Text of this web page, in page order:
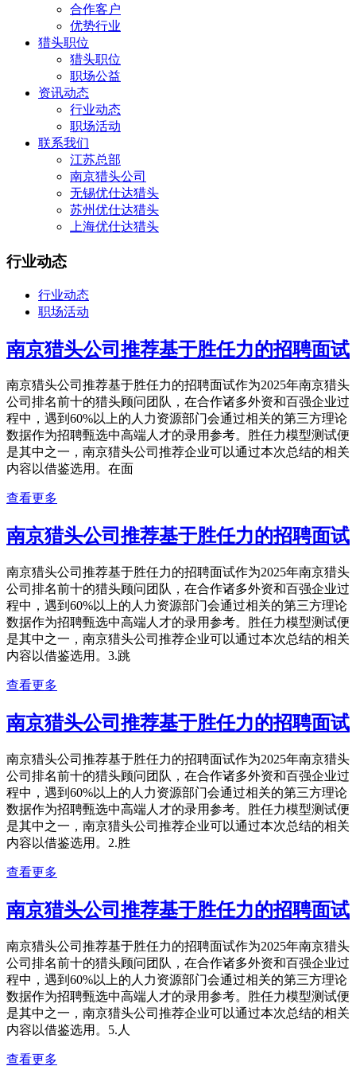
合作客户
优势行业
猎头职位
猎头职位
职场公益
资讯动态
行业动态
职场活动
联系我们
江苏总部
南京猎头公司
无锡优仕达猎头
苏州优仕达猎头
上海优仕达猎头
行业动态
行业动态
职场活动
南京猎头公司推荐基于胜任力的招聘面试
南京猎头公司推荐基于胜任力的招聘面试作为2025年南京猎头
公司排名前十的猎头顾问团队，在合作诸多外资和百强企业过
程中，遇到60%以上的人力资源部门会通过相关的第三方理论
数据作为招聘甄选中高端人才的录用参考。胜任力模型测试便
是其中之一，南京猎头公司推荐企业可以通过本次总结的相关
内容以借鉴选用。在面
查看更多
南京猎头公司推荐基于胜任力的招聘面试
南京猎头公司推荐基于胜任力的招聘面试作为2025年南京猎头
公司排名前十的猎头顾问团队，在合作诸多外资和百强企业过
程中，遇到60%以上的人力资源部门会通过相关的第三方理论
数据作为招聘甄选中高端人才的录用参考。胜任力模型测试便
是其中之一，南京猎头公司推荐企业可以通过本次总结的相关
内容以借鉴选用。3.跳
查看更多
南京猎头公司推荐基于胜任力的招聘面试
南京猎头公司推荐基于胜任力的招聘面试作为2025年南京猎头
公司排名前十的猎头顾问团队，在合作诸多外资和百强企业过
程中，遇到60%以上的人力资源部门会通过相关的第三方理论
数据作为招聘甄选中高端人才的录用参考。胜任力模型测试便
是其中之一，南京猎头公司推荐企业可以通过本次总结的相关
内容以借鉴选用。2.胜
查看更多
南京猎头公司推荐基于胜任力的招聘面试
南京猎头公司推荐基于胜任力的招聘面试作为2025年南京猎头
公司排名前十的猎头顾问团队，在合作诸多外资和百强企业过
程中，遇到60%以上的人力资源部门会通过相关的第三方理论
数据作为招聘甄选中高端人才的录用参考。胜任力模型测试便
是其中之一，南京猎头公司推荐企业可以通过本次总结的相关
内容以借鉴选用。5.人
查看更多